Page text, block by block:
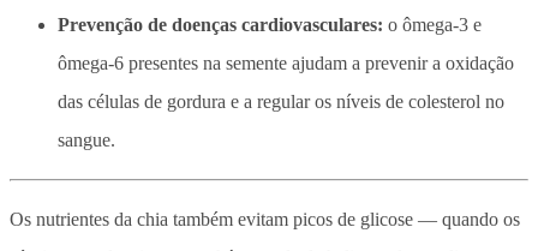
Prevenção de doenças cardiovasculares: o ômega-3 e
ômega-6 presentes na semente ajudam a prevenir a oxidação
das células de gordura e a regular os níveis de colesterol no
sangue.
Os nutrientes da chia também evitam picos de glicose — quando os